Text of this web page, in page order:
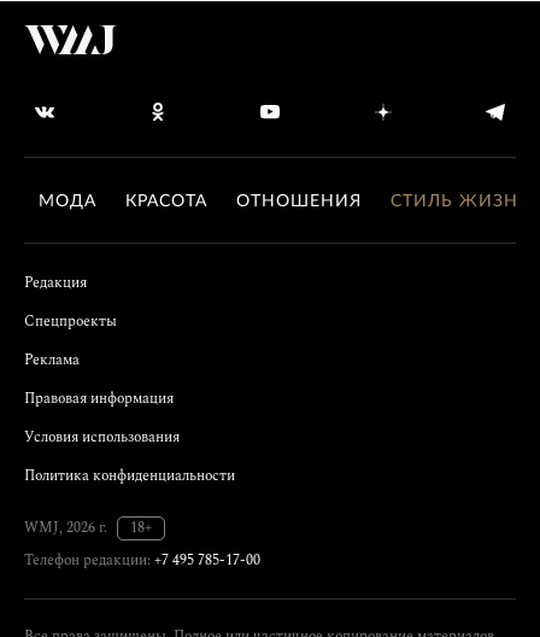
МОДА КРАСОТА ОТНОШЕНИЯ СТИЛЬ ЖИЗНИ
Редакция
Спецпроекты
Реклама
Правовая информация
Условия использования
Политика конфиденциальности
WMJ, 2026 г.
18+
Телефон редакции: +7 495 785-17-00